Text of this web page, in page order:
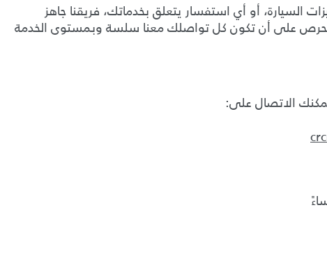
السيارة، أو أي استفسار يتعلق بخدماتك، فريقنا جاهز
على أن تكون كل تواصلك معنا سلسة وبمستوى الخدمة
الاتصال على: